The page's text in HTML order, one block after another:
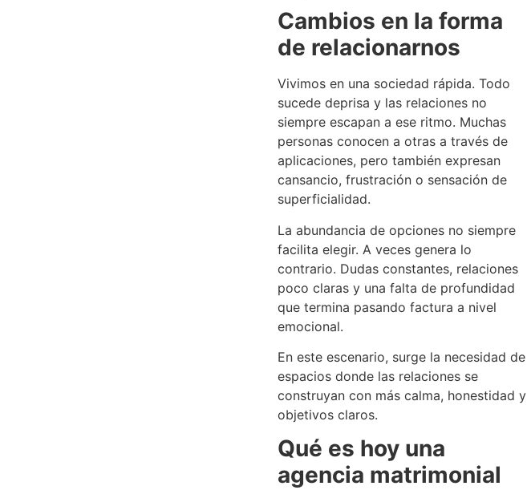
Cambios en la forma
de relacionarnos
Vivimos en una sociedad rápida. Todo
sucede deprisa y las relaciones no
siempre escapan a ese ritmo. Muchas
personas conocen a otras a través de
aplicaciones, pero también expresan
cansancio, frustración o sensación de
superficialidad.
La abundancia de opciones no siempre
facilita elegir. A veces genera lo
contrario. Dudas constantes, relaciones
poco claras y una falta de profundidad
que termina pasando factura a nivel
emocional.
En este escenario, surge la necesidad de
espacios donde las relaciones se
construyan con más calma, honestidad y
objetivos claros.
Qué es hoy una
agencia matrimonial